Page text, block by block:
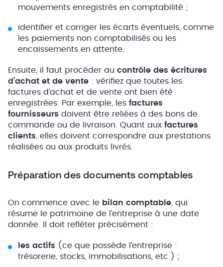
mouvements enregistrés en comptabilité ;
identifier et corriger les écarts éventuels, comme
les paiements non comptabilisés ou les
encaissements en attente.
Ensuite, il faut procéder au contrôle des écritures
d’achat et de vente : vérifiez que toutes les
factures d’achat et de vente ont bien été
enregistrées. Par exemple, les factures
fournisseurs doivent être reliées à des bons de
commande ou de livraison. Quant aux factures
clients, elles doivent correspondre aux prestations
réalisées ou aux produits livrés.
Préparation des documents comptables
On commence avec le bilan comptable, qui
résume le patrimoine de l’entreprise à une date
donnée. Il doit refléter précisément :
les actifs (ce que possède l’entreprise :
trésorerie, stocks, immobilisations, etc.) ;